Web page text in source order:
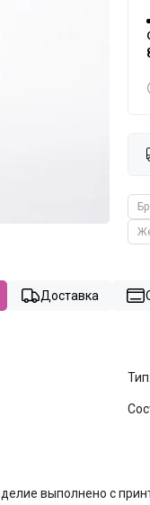
Доставка
Тип:
выполнено с